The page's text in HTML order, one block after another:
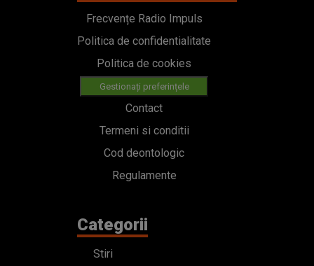
Frecvențe Radio Impuls
Politica de confidentialitate
Politica de cookies
Gestionați preferințele
Contact
Termeni si conditii
Cod deontologic
Regulamente
Categorii
Stiri